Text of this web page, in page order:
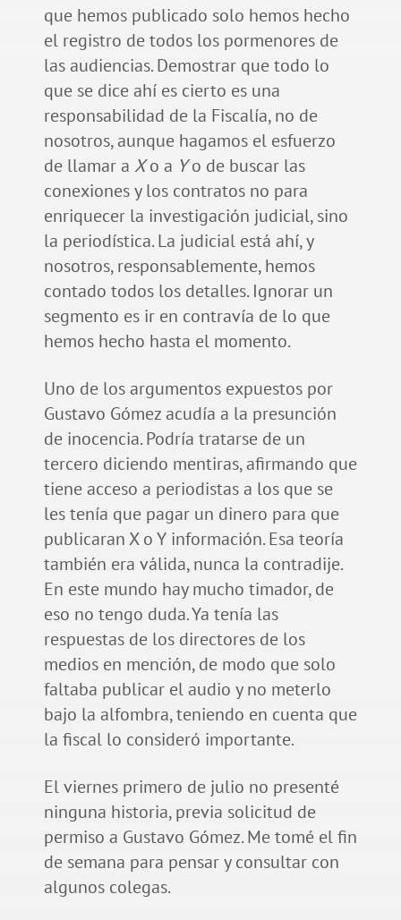
que hemos publicado solo hemos hecho
el registro de todos los pormenores de
las audiencias. Demostrar que todo lo
que se dice ahí es cierto es una
responsabilidad de la Fiscalía, no de
nosotros, aunque hagamos el esfuerzo
de llamar a Xo a Yo de buscar las
conexiones y los contratos no para
enriquecer la investigación judicial, sino
la periodística. La judicial está ahí, y
nosotros, responsablemente, hemos
contado todos los detalles. Ignorar un
segmento es ir en contravía de lo que
hemos hecho hasta el momento.
Uno de los argumentos expuestos por
Gustavo Gómez acudía a la presunción
de inocencia. Podría tratarse de un
tercero diciendo mentiras, afirmando que
tiene acceso a periodistas a los que se
les tenía que pagar un dinero para que
publicaran X o Y información. Esa teoría
también era válida, nunca la contradije.
En este mundo hay mucho timador, de
eso no tengo duda. Ya tenía las
respuestas de los directores de los
medios en mención, de modo que solo
faltaba publicar el audio y no meterlo
bajo la alfombra, teniendo en cuenta que
la fiscal lo consideró importante.
El viernes primero de julio no presenté
ninguna historia, previa solicitud de
permiso a Gustavo Gómez. Me tomé el fin
de semana para pensar y consultar con
algunos colegas.